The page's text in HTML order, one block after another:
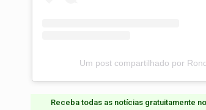
Um post compartilhado por
Receba todas as notícias gratuitamente